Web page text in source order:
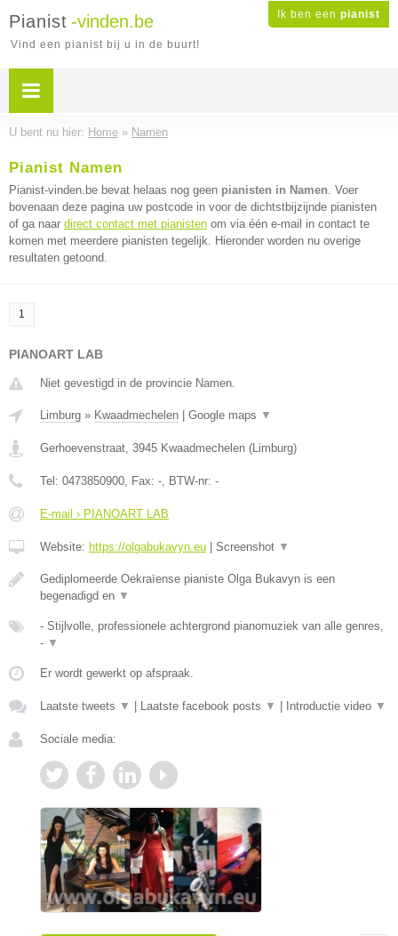
Ik ben een pianist
Pianist -vinden.be
Vind een pianist bij u in de buurt!
U bent nu hier: Home » Namen
Pianist Namen
Pianist-vinden.be bevat helaas nog geen pianisten in Namen. Voer
bovenaan deze pagina uw postcode in voor de dichtstbijzijnde pianisten
of ga naar direct contact met pianisten om via één e-mail in contact te
komen met meerdere pianisten tegelijk. Hieronder worden nu overige
resultaten getoond.
1
PIANOART LAB
Niet gevestigd in de provincie Namen.
Limburg » Kwaadmechelen Google maps ▼
Gerhoevenstraat, 3945 Kwaadmechelen (Limburg)
Tel: 0473850900, Fax: -, BTW-nr: -
E-mail › PIANOART LAB
Website: https://olgabukavyn.eu Screenshot ▼
Gediplomeerde Oekraïense pianiste Olga Bukavyn is een
begenadigd en ▼
- Stijlvolle, professionele achtergrond pianomuziek van alle genres,
- ▼
Er wordt gewerkt op afspraak.
Laatste tweets ▼ Laatste facebook posts ▼ Introductie video ▼
Sociale media: